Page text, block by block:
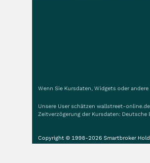
Wenn Sie Kursdaten, Widgets oder
Unsere User schätzen wallstreet-
Zeitverzögerung der Kursdaten: Deutsche
Copyright © 1998-2026 Smartbroker